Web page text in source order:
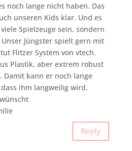
noch lange nicht haben. Das
unseren Kids klar. Und es
Spielzeuge sein, sondern
Jüngster spielt gern mit
Flitzer System von vtech.
Plastik, aber extrem robust
Damit kann er noch lange
ihm langweilig wird.
Reply